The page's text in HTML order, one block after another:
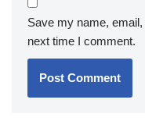
Save my name,
next time I comment.